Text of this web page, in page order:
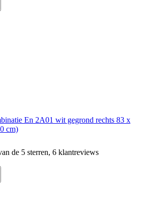
En 2A01 wit gegrond rechts 83 x
cm)
de 5 sterren, 6 klantreviews